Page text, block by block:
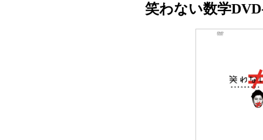
笑わない数学